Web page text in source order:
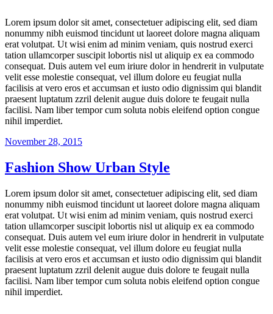
Lorem ipsum dolor sit amet, consectetuer adipiscing elit, sed diam
nonummy nibh euismod tincidunt ut laoreet dolore magna aliquam
erat volutpat. Ut wisi enim ad minim veniam, quis nostrud exerci
tation ullamcorper suscipit lobortis nisl ut aliquip ex ea commodo
consequat. Duis autem vel eum iriure dolor in hendrerit in vulputate
velit esse molestie consequat, vel illum dolore eu feugiat nulla
facilisis at vero eros et accumsan et iusto odio dignissim qui blandit
praesent luptatum zzril delenit augue duis dolore te feugait nulla
facilisi. Nam liber tempor cum soluta nobis eleifend option congue
nihil imperdiet.
Veröffentlicht
November 28, 2015
Fashion Show Urban Style
Lorem ipsum dolor sit amet, consectetuer adipiscing elit, sed diam
nonummy nibh euismod tincidunt ut laoreet dolore magna aliquam
erat volutpat. Ut wisi enim ad minim veniam, quis nostrud exerci
tation ullamcorper suscipit lobortis nisl ut aliquip ex ea commodo
consequat. Duis autem vel eum iriure dolor in hendrerit in vulputate
velit esse molestie consequat, vel illum dolore eu feugiat nulla
facilisis at vero eros et accumsan et iusto odio dignissim qui blandit
praesent luptatum zzril delenit augue duis dolore te feugait nulla
facilisi. Nam liber tempor cum soluta nobis eleifend option congue
nihil imperdiet.